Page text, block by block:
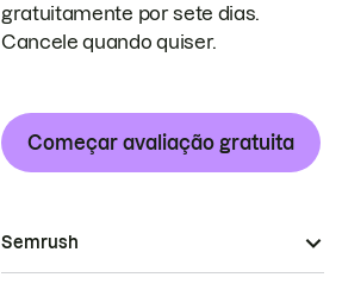
gratuitamente por sete dias.
Cancele quando quiser.
Começar avaliação gratuita
Semrush